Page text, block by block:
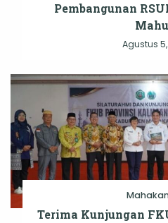
Pembangunan
Agustus
Terima Kunjungan